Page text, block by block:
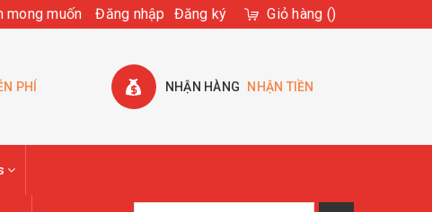
mong muốn Đăng nhập Đăng ký Giỏ hàng ()
PHÍ NHẬN HÀNG NHẬN TIỀN